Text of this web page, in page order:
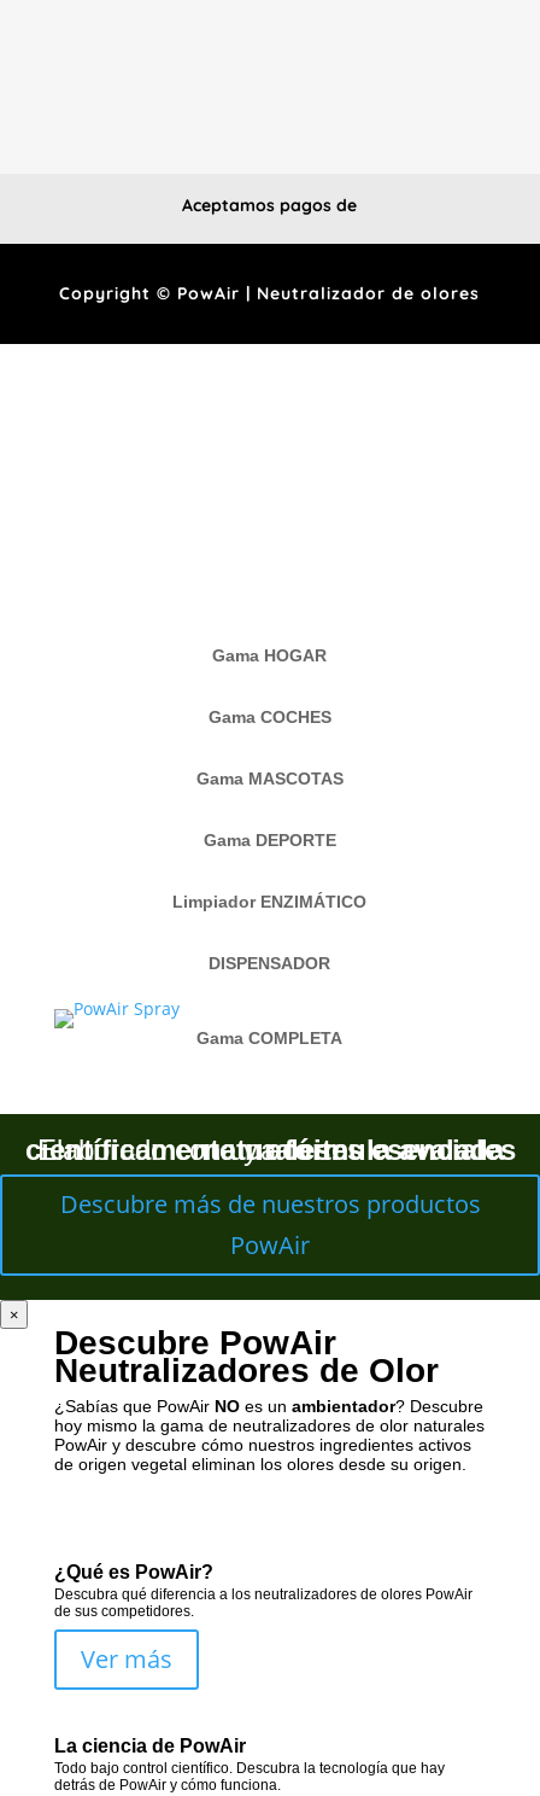
Aceptamos pagos de
Copyright © PowAir | Neutralizador de olores
Gama HOGAR
Gama COCHES
Gama MASCOTAS
Gama DEPORTE
Limpiador ENZIMÁTICO
DISPENSADOR
Gama COMPLETA
Elaborado con una
fórmula avalada científicamentey
aceites esenciales naturales.
Descubre más de nuestros productos
PowAir
×
Descubre PowAir
Neutralizadores de Olor
¿Sabías que PowAir NO es un ambientador? Descubre
hoy mismo la gama de neutralizadores de olor naturales
PowAir y descubre cómo nuestros ingredientes activos
de origen vegetal eliminan los olores desde su origen.
¿Qué es PowAir?
Descubra qué diferencia a los neutralizadores de olores PowAir
de sus competidores.
Ver más
La ciencia de PowAir
Todo bajo control científico. Descubra la tecnología que hay
detrás de PowAir y cómo funciona.